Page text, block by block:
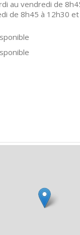
au vendredi de
de 8h45 à 12h30